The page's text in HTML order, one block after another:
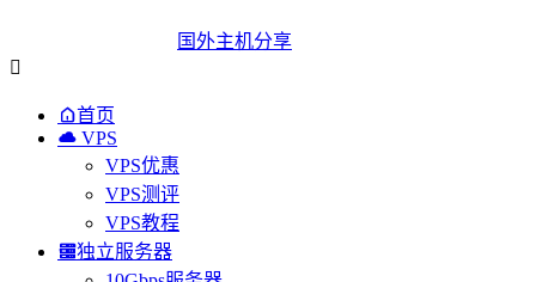
国外主机分享

首页
 VPS
VPS优惠
VPS测评
VPS教程
独立服务器